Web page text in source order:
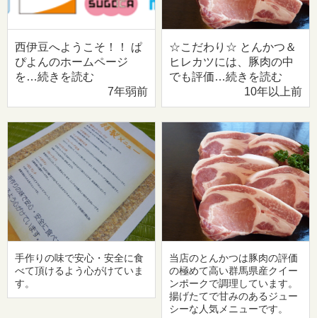
西伊豆へようこそ！！ ぱ
ぴよんのホームページ
を…続きを読む
7年弱前
☆こだわり☆ とんかつ＆
ヒレカツには、豚肉の中
でも評価…続きを読む
10年以上前
手作りの味で安心・安全に食
べて頂けるよう心がけていま
す。
当店のとんかつは豚肉の評価
の極めて高い群馬県産クイー
ンポークで調理しています。
揚げたてで甘みのあるジュー
シーな人気メニューです。